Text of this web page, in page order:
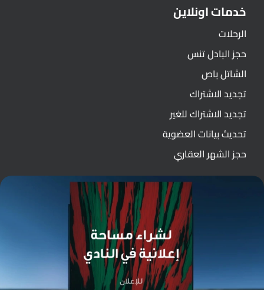
خدمات اونلاين
الرحلات
حجز البادل تنس
الشاتل باص
تجديد الاشتراك
تجديد الاشتراك للغير
تحديث بيانات العضوية
حجز الشهر العقاري